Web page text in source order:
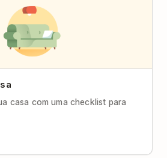
casa com uma checklist para